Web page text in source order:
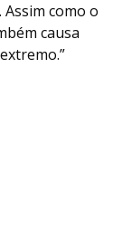
como o
causa